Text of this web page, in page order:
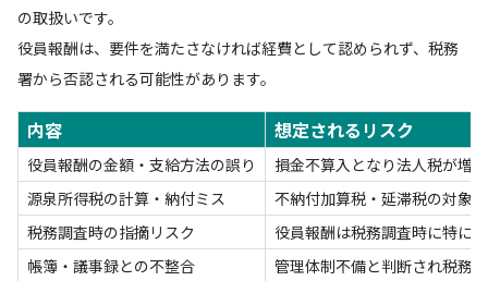
の取扱いです。
役員報酬は、要件を満たさなければ経費として認められず、税務
署から否認される可能性があります。
内容 想定されるリスク
役員報酬の金額・支給方法の誤り
損金不算入となり法人税が増加
源泉所得税の計算・納付ミス
不納付加算税・延滞税の対象
税務調査時の指摘リスク
役員報酬は税務調査時に特に
帳簿・議事録との不整合
管理体制不備と判断され税務